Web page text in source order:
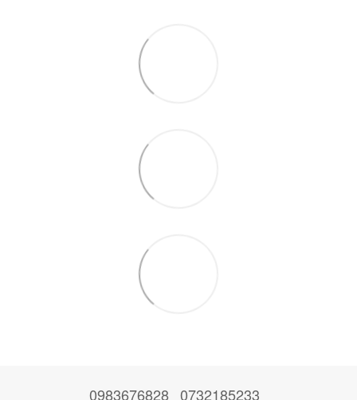
0983676828 0732185233